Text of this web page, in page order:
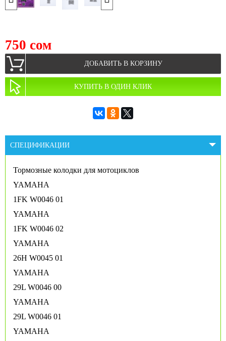
750 сом
ДОБАВИТЬ В КОРЗИНУ
КУПИТЬ В ОДИН КЛИК
СПЕЦИФИКАЦИИ
Тормозные колодки для мотоциклов
YAMAHA
1FK W0046 01
YAMAHA
1FK W0046 02
YAMAHA
26H W0045 01
YAMAHA
29L W0046 00
YAMAHA
29L W0046 01
YAMAHA